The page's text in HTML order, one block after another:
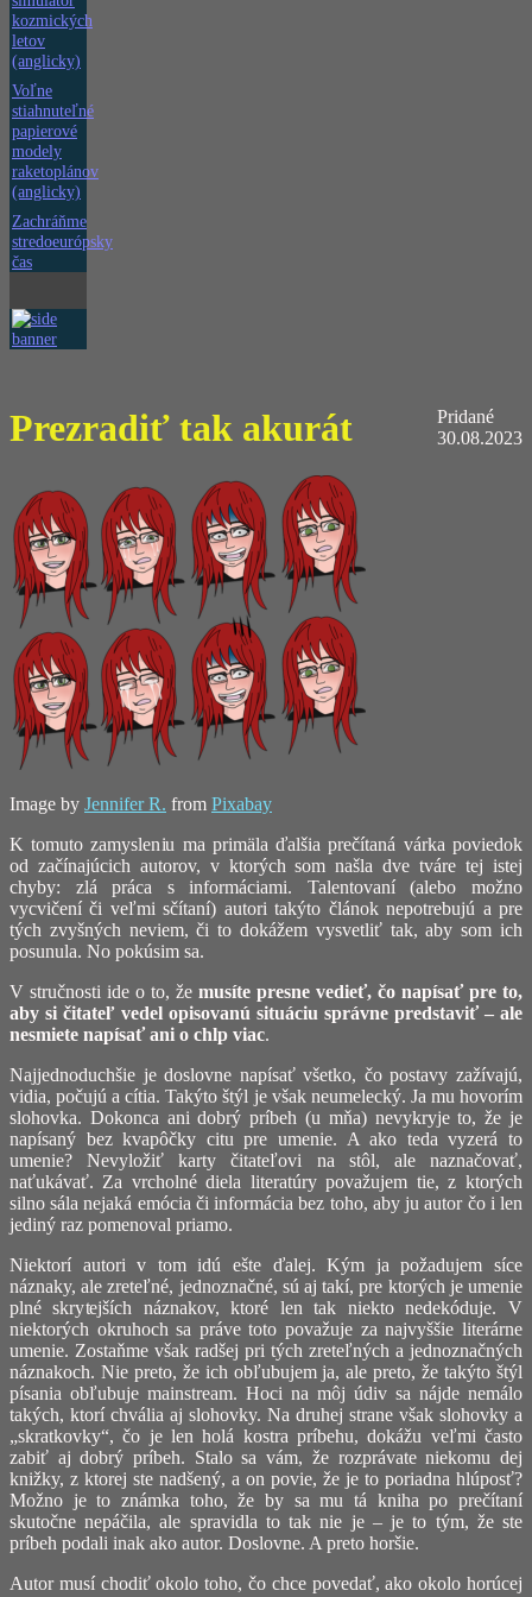
kozmických
letov
(anglicky)
Voľne
stiahnuteľné
papierové
modely
raketoplánov
(anglicky)
Zachráňme
stredoeurópsky
čas
Pridané
30.08.2023
Prezradiť tak akurát
Image by Jennifer R. from Pixabay
K tomuto zamysleniu ma primäla ďalšia prečítaná várka poviedok
od začínajúcich autorov, v ktorých som našla dve tváre tej istej
chyby: zlá práca s informáciami. Talentovaní (alebo možno
vycvičení či veľmi sčítaní) autori takýto článok nepotrebujú a pre
tých zvyšných neviem, či to dokážem vysvetliť tak, aby som ich
posunula. No pokúsim sa.
V stručnosti ide o to, že musíte presne vedieť, čo napísať pre to,
aby si čitateľ vedel opisovanú situáciu správne predstaviť – ale
nesmiete napísať ani o chlp viac.
Najjednoduchšie je doslovne napísať všetko, čo postavy zažívajú,
vidia, počujú a cítia. Takýto štýl je však neumelecký. Ja mu hovorím
slohovka. Dokonca ani dobrý príbeh (u mňa) nevykryje to, že je
napísaný bez kvapôčky citu pre umenie. A ako teda vyzerá to
umenie? Nevyložiť karty čitateľovi na stôl, ale naznačovať,
naťukávať. Za vrcholné diela literatúry považujem tie, z ktorých
silno sála nejaká emócia či informácia bez toho, aby ju autor čo i len
jediný raz pomenoval priamo.
Niektorí autori v tom idú ešte ďalej. Kým ja požadujem síce
náznaky, ale zreteľné, jednoznačné, sú aj takí, pre ktorých je umenie
plné skrytejších náznakov, ktoré len tak niekto nedekóduje. V
niektorých okruhoch sa práve toto považuje za najvyššie literárne
umenie. Zostaňme však radšej pri tých zreteľných a jednoznačných
náznakoch. Nie preto, že ich obľubujem ja, ale preto, že takýto štýl
písania obľubuje mainstream. Hoci na môj údiv sa nájde nemálo
takých, ktorí chvália aj slohovky. Na druhej strane však slohovky a
„skratkovky“, čo je len holá kostra príbehu, dokážu veľmi často
zabiť aj dobrý príbeh. Stalo sa vám, že rozprávate niekomu dej
knižky, z ktorej ste nadšený, a on povie, že je to poriadna hlúposť?
Možno je to známka toho, že by sa mu tá kniha po prečítaní
skutočne nepáčila, ale spravidla to tak nie je – je to tým, že ste
príbeh podali inak ako autor. Doslovne. A preto horšie.
Autor musí chodiť okolo toho, čo chce povedať, ako okolo horúcej